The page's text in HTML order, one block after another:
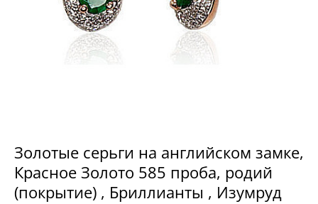
Золотые серьги на английском замке,
Красное Золото 585 проба, родий
(покрытие) , Бриллианты , Изумруд